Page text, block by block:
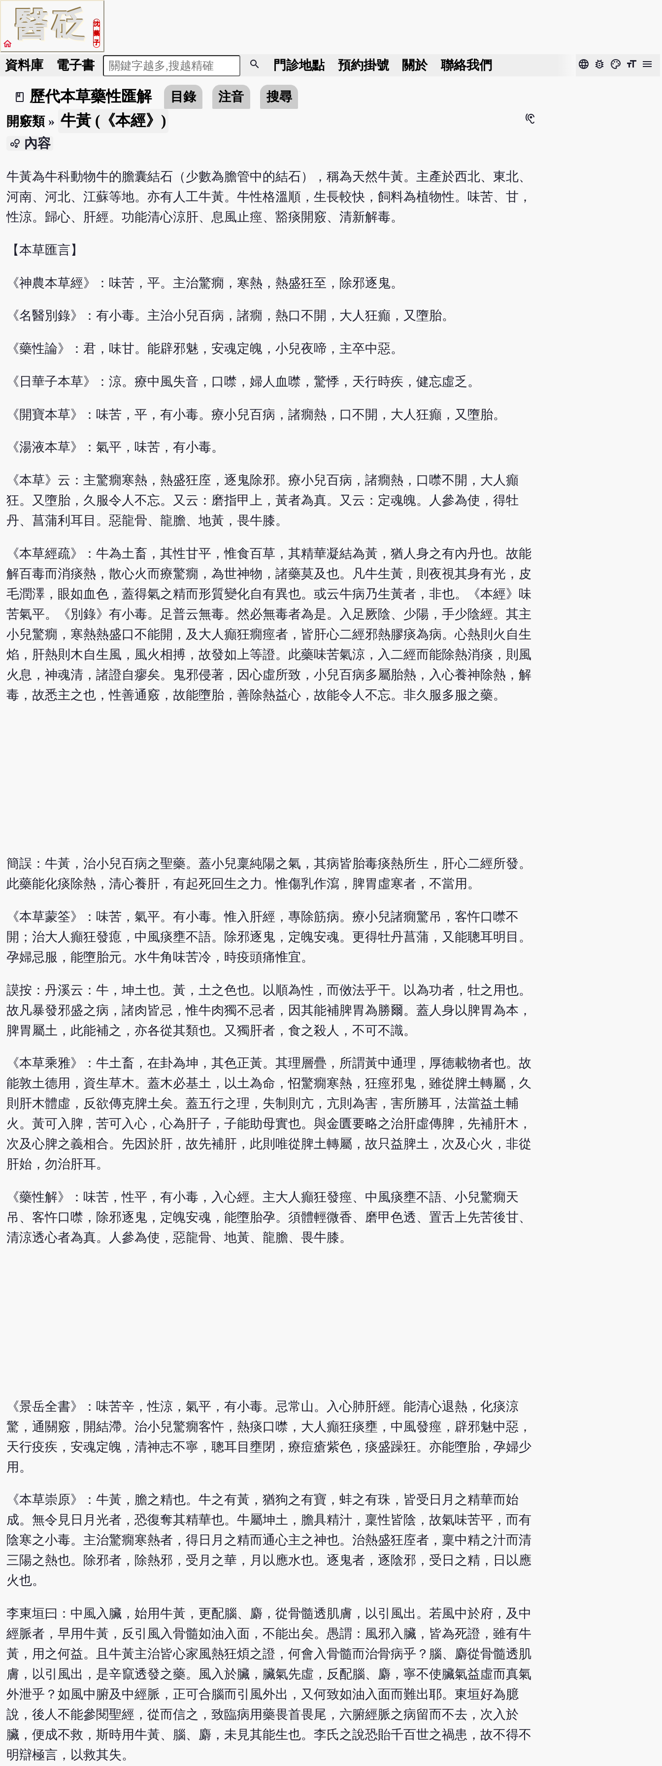
醫砭
沈
藥
子
home
資料庫 電子書 search 門診地點 預約掛號 關於 聯絡我們 language bug_report color_lens format_size menu
book_2
歷代本草藥性匯解 目錄 注音
搜尋
開竅類» 牛黃 (《本經》) hearing
bubble_chart 內容
牛黃為牛科動物牛的膽囊結石（少數為膽管中的結石），稱為天然牛黃。主產於西北、東北、
河南、河北、江蘇等地。亦有人工牛黃。牛性格溫順，生長較快，飼料為植物性。味苦、甘，
性涼。歸心、肝經。功能清心涼肝、息風止痙、豁痰開竅、清新解毒。
【本草匯言】
《神農本草經》：味苦，平。主治驚癇，寒熱，熱盛狂至，除邪逐鬼。
《名醫別錄》：有小毒。主治小兒百病，諸癇，熱口不開，大人狂癲，又墮胎。
《藥性論》：君，味甘。能辟邪魅，安魂定魄，小兒夜啼，主卒中惡。
《日華子本草》：涼。療中風失音，口噤，婦人血噤，驚悸，天行時疾，健忘虛乏。
《開寶本草》：味苦，平，有小毒。療小兒百病，諸癇熱，口不開，大人狂癲，又墮胎。
《湯液本草》：氣平，味苦，有小毒。
《本草》云：主驚癇寒熱，熱盛狂庢，逐鬼除邪。療小兒百病，諸癇熱，口噤不開，大人癲
狂。又墮胎，久服令人不忘。又云：磨指甲上，黃者為真。又云：定魂魄。人參為使，得牡
丹、菖蒲利耳目。惡龍骨、龍膽、地黃，畏牛膝。
《本草經疏》：牛為土畜，其性甘平，惟食百草，其精華凝結為黃，猶人身之有內丹也。故能
解百毒而消痰熱，散心火而療驚癇，為世神物，諸藥莫及也。凡牛生黃，則夜視其身有光，皮
毛潤澤，眼如血色，蓋得氣之精而形質變化自有異也。或云牛病乃生黃者，非也。《本經》味
苦氣平。《別錄》有小毒。足普云無毒。然必無毒者為是。入足厥陰、少陽，手少陰經。其主
小兒驚癇，寒熱熱盛口不能開，及大人癲狂癇痙者，皆肝心二經邪熱膠痰為病。心熱則火自生
焰，肝熱則木自生風，風火相搏，故發如上等證。此藥味苦氣涼，入二經而能除熱消痰，則風
火息，神魂清，諸證自瘳矣。鬼邪侵著，因心虛所致，小兒百病多屬胎熱，入心養神除熱，解
毒，故悉主之也，性善通竅，故能墮胎，善除熱益心，故能令人不忘。非久服多服之藥。
簡誤：牛黃，治小兒百病之聖藥。蓋小兒稟純陽之氣，其病皆胎毒痰熱所生，肝心二經所發。
此藥能化痰除熱，清心養肝，有起死回生之力。惟傷乳作瀉，脾胃虛寒者，不當用。
《本草蒙筌》：味苦，氣平。有小毒。惟入肝經，專除筋病。療小兒諸癇驚吊，客忤口噤不
開；治大人癲狂發瘜，中風痰壅不語。除邪逐鬼，定魄安魂。更得牡丹菖蒲，又能聰耳明目。
孕婦忌服，能墮胎元。水牛角味苦冷，時疫頭痛惟宜。
謨按：丹溪云：牛，坤土也。黃，土之色也。以順為性，而傚法乎干。以為功者，牡之用也。
故凡暴發邪盛之病，諸肉皆忌，惟牛肉獨不忌者，因其能補脾胃為勝爾。蓋人身以脾胃為本，
脾胃屬土，此能補之，亦各從其類也。又獨肝者，食之殺人，不可不識。
《本草乘雅》：牛土畜，在卦為坤，其色正黃。其理層疊，所謂黃中通理，厚德載物者也。故
能敦土德用，資生草木。蓋木必基土，以土為命，怊驚癇寒熱，狂痙邪鬼，雖從脾土轉屬，久
則肝木體虛，反欲傳克脾土矣。蓋五行之理，失制則亢，亢則為害，害所勝耳，法當益土輔
火。黃可入脾，苦可入心，心為肝子，子能助母實也。與金匱要略之治肝虛傳脾，先補肝木，
次及心脾之義相合。先因於肝，故先補肝，此則唯從脾土轉屬，故只益脾土，次及心火，非從
肝始，勿治肝耳。
《藥性解》：味苦，性平，有小毒，入心經。主大人癲狂發痙、中風痰壅不語、小兒驚癇天
吊、客忤口噤，除邪逐鬼，定魄安魂，能墮胎孕。須體輕微香、磨甲色透、置舌上先苦後甘、
清涼透心者為真。人參為使，惡龍骨、地黃、龍膽、畏牛膝。
《景岳全書》：味苦辛，性涼，氣平，有小毒。忌常山。入心肺肝經。能清心退熱，化痰涼
驚，通關竅，開結滯。治小兒驚癇客忤，熱痰口噤，大人癲狂痰壅，中風發痙，辟邪魅中惡，
天行疫疾，安魂定魄，清神志不寧，聰耳目壅閉，療痘瘡紫色，痰盛躁狂。亦能墮胎，孕婦少
用。
《本草崇原》：牛黃，膽之精也。牛之有黃，猶狗之有寶，蚌之有珠，皆受日月之精華而始
成。無令見日月光者，恐復奪其精華也。牛屬坤土，膽具精汁，稟性皆陰，故氣味苦平，而有
陰寒之小毒。主治驚癇寒熱者，得日月之精而通心主之神也。治熱盛狂庢者，稟中精之汁而清
三陽之熱也。除邪者，除熱邪，受月之華，月以應水也。逐鬼者，逐陰邪，受日之精，日以應
火也。
李東垣曰：中風入臟，始用牛黃，更配腦、麝，從骨髓透肌膚，以引風出。若風中於府，及中
經脈者，早用牛黃，反引風入骨髓如油入面，不能出矣。愚謂：風邪入臟，皆為死證，雖有牛
黃，用之何益。且牛黃主治皆心家風熱狂煩之證，何會入骨髓而治骨病乎？腦、麝從骨髓透肌
膚，以引風出，是辛竄透發之藥。風入於臟，臟氣先虛，反配腦、麝，寧不使臟氣益虛而真氣
外泄乎？如風中腑及中經脈，正可合腦而引風外出，又何致如油入面而難出耶。東垣好為臆
說，後人不能參閱聖經，從而信之，致臨病用藥畏首畏尾，六腑經脈之病留而不去，次入於
臟，便成不救，斯時用牛黃、腦、麝，未見其能生也。李氏之說恐貽千百世之禍患，故不得不
明辯極言，以救其失。